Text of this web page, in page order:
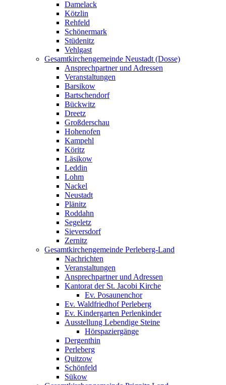
Damelack
Kötzlin
Rehfeld
Schönermark
Stüdenitz
Vehlgast
Gesamtkirchengemeinde Neustadt (Dosse)
Ansprechpartner und Adressen
Veranstaltungen
Barsikow
Bartschendorf
Bückwitz
Dreetz
Großderschau
Hohenofen
Kampehl
Köritz
Läsikow
Leddin
Lohm
Nackel
Neustadt
Plänitz
Roddahn
Segeletz
Sieversdorf
Zernitz
Gesamtkirchengemeinde Perleberg-Land
Nachrichten
Veranstaltungen
Ansprechpartner und Adressen
Kantorat der St. Jacobi Kirche
Ev. Posaunenchor
Ev. Waldfriedhof Perleberg
Ev. Kindergarten Perlenkinder
Ausstellung Lebendige Steine
Hörspaziergänge
Dergenthin
Perleberg
Quitzow
Schönfeld
Sükow